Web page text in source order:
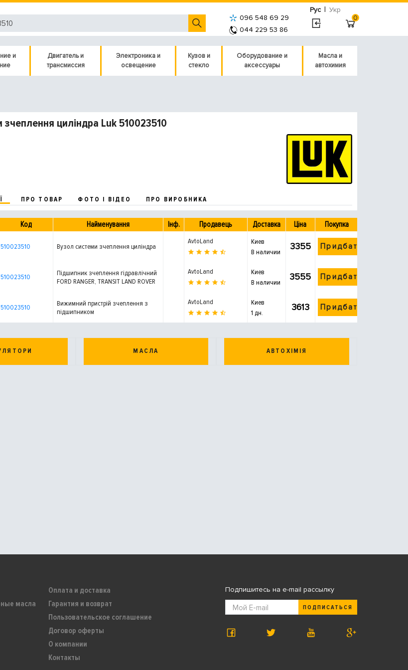
Рус | Укр
096 548 69 29
044 229 53 86
0
и
Двигатель и
трансмиссия
Электроника и
освещение
Кузов и
стекло
Оборудование и
аксессуары
Масла и
автохимия
зчеплення циліндра Luk 510023510
ПРО ТОВАР ФОТО І ВІДЕО ПРО ВИРОБНИКА
Код Найменування Інф. Продавець Доставка Ціна Покупка
510023510 Вузол системи зчеплення циліндра
AvtoLand
Киев
В наличии
3355 Придбати
510023510
Підшипник зчеплення гідравлічний
FORD RANGER, TRANSIT LAND ROVER
AvtoLand
Киев
В наличии
3555 Придбати
510023510
Вижимний пристрій зчеплення з
підшипником
AvtoLand
Киев
1 дн.
3613 Придбати
МАСЛА АВТОХІМІЯ
масла
Оплата и доставка
Гарантия и возврат
Пользовательское соглашение
Договор оферты
О компании
Контакты
Подпишитесь на e-mail рассылку
ПОДПИСАТЬСЯ